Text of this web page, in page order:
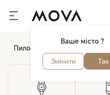
Ваше місто ?
Змінити Так
Пилососи